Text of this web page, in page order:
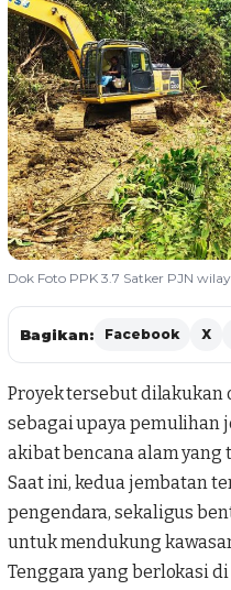
Dok Foto PPK 3.7 Satker PJN
Bagikan: Facebook X
Proyek tersebut dilakukan
sebagai upaya pemulihan
akibat bencana alam yang
Saat ini, kedua jembatan
pengendara, sekaligus
untuk mendukung
Tenggara yang berlokasi